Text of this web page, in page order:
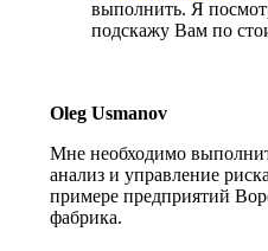
выполнить. Я
подскажу Вам по
Oleg Usmanov
Мне необходимо
анализ и управление
примере предприятий
фабрика.